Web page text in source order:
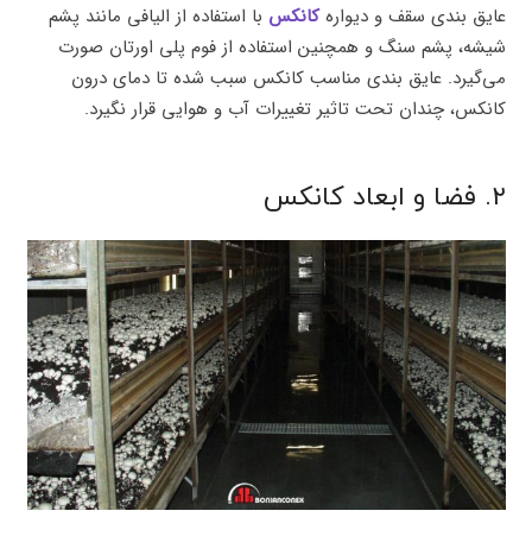
عایق بندی سقف و دیوارهکانکس با استفاده از الیافی مانند پشم
شیشه، پشم سنگ و همچنین استفاده از فوم پلی اورتان صورت
می‌گیرد. عایق بندی مناسب کانکس سبب شده تا دمای درون
کانکس، چندان تحت تاثیر تغییرات آب و هوایی قرار نگیرد.
۲. فضا و ابعاد کانکس